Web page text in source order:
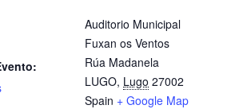
Auditorio Municipal
Fuxan os Ventos
Rúa Madanela
LUGO, Lugo 27002
Spain + Google Map